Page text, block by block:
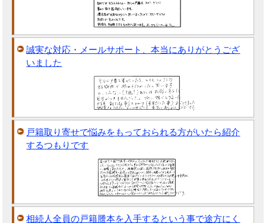
誠実な対応・メールサポート、本当にありがとうござ
いました
戸籍取り寄せで悩みをもっておられる方がいたら紹介
するつもりです
相続人全員の戸籍謄本を入手するという事で途方にく